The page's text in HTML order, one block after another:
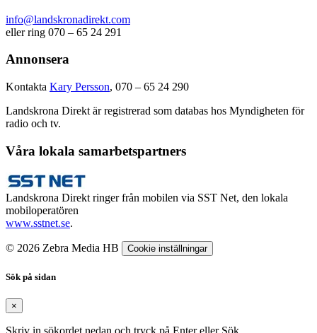
info@landskronadirekt.com
eller ring 070 – 65 24 291
Annonsera
Kontakta Kary Persson, 070 – 65 24 290
Landskrona Direkt är registrerad som databas hos Myndigheten för
radio och tv.
Våra lokala samarbetspartners
Landskrona Direkt ringer från mobilen via SST Net, den lokala
mobiloperatören
www.sstnet.se.
© 2026 Zebra Media HB Cookie inställningar
Sök på sidan
×
Skriv in sökordet nedan och tryck på Enter eller Sök